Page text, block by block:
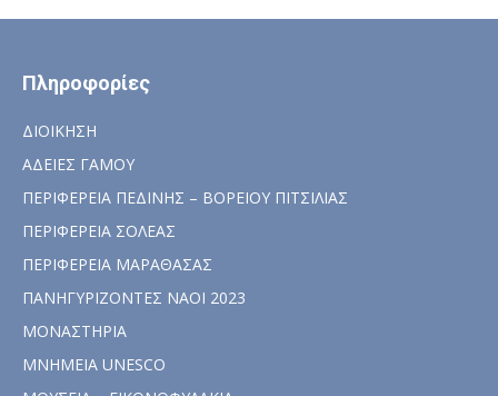
Πληροφορίες
ΔΙΟΙΚΗΣΗ
ΑΔΕΙΕΣ ΓΑΜΟΥ
ΠΕΡΙΦΕΡΕΙΑ ΠΕΔΙΝΗΣ – ΒΟΡΕΙΟΥ ΠΙΤΣΙΛΙΑΣ
ΠΕΡΙΦΕΡΕΙΑ ΣΟΛΕΑΣ
ΠΕΡΙΦΕΡΕΙΑ ΜΑΡΑΘΑΣΑΣ
ΠΑΝΗΓΥΡΙΖΟΝΤΕΣ ΝΑΟΙ 2023
ΜΟΝΑΣΤΗΡΙΑ
ΜΝΗΜΕΙΑ UNESCO